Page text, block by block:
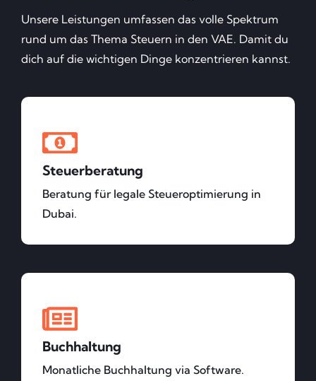
Unsere Leistungen umfassen das volle Spektrum
rund um das Thema Steuern in den VAE. Damit du
dich auf die wichtigen Dinge konzentrieren kannst.
Steuerberatung
Beratung für legale Steueroptimierung in
Dubai.
Buchhaltung
Monatliche Buchhaltung via Software.